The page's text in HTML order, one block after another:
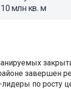
10 млн кв. м
завершен
лидеры по росту